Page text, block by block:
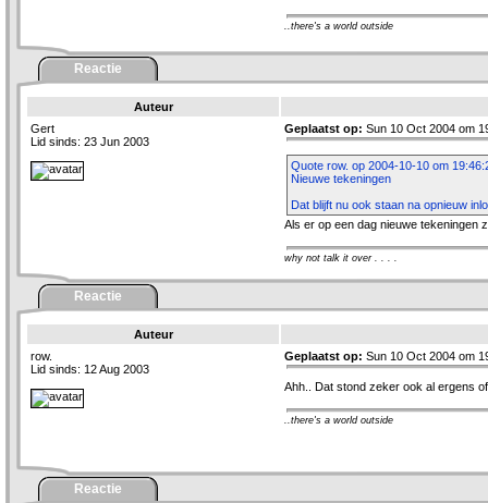
..there's a world outside
Reactie
Auteur
Gert
Lid sinds: 23 Jun 2003
Geplaatst op: Sun 10 Oct 2004 om
Quote row. op 2004-10-10 om
Nieuwe tekeningen
Dat blijft nu ook staan na opnieuw
Als er op een dag nieuwe tekeningen
why not talk it over . . . .
Reactie
Auteur
row.
Lid sinds: 12 Aug 2003
Geplaatst op: Sun 10 Oct 2004 om
Ahh.. Dat stond zeker ook al ergens
..there's a world outside
Reactie